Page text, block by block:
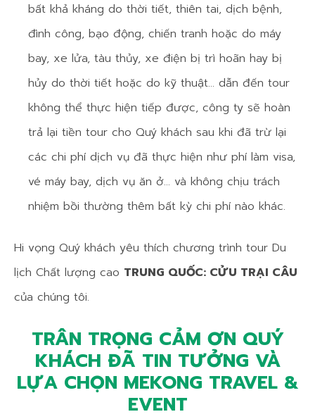
bất khả kháng do thời tiết, thiên tai, dịch bệnh,
đình công, bạo động, chiến tranh hoặc do máy
bay, xe lửa, tàu thủy, xe điện bị trì hoãn hay bị
hủy do thời tiết hoặc do kỹ thuật… dẫn đến tour
không thể thực hiện tiếp được, công ty sẽ hoàn
trả lại tiền tour cho Quý khách sau khi đã trừ lại
các chi phí dịch vụ đã thực hiện như phí làm visa,
vé máy bay, dịch vụ ăn ở… và không chịu trách
nhiệm bồi thường thêm bất kỳ chi phí nào khác.
Hi vọng Quý khách yêu thích chương trình tour Du
lịch Chất lượng cao TRUNG QUỐC: CỬU TRẠI CÂU
của chúng tôi.
TRÂN TRỌNG CẢM ƠN QUÝ
KHÁCH ĐÃ TIN TƯỞNG VÀ
LỰA CHỌN MEKONG TRAVEL &
EVENT